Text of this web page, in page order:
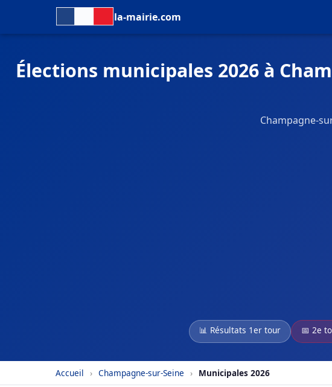
la-mairie.com
Élections municipales 2026 à
Champagne-
📊 Résultats 1er tour 📅 2e
Accueil › Champagne-sur-Seine › Municipales 2026